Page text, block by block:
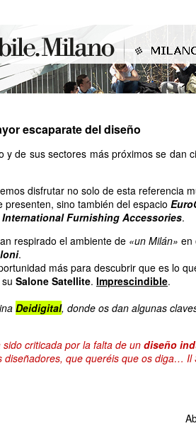
escaparate del diseño
y de sus sectores más próximos se dan
disfrutar no solo de esta referencia
sino también del espacio
International Furnishing Accessories.
respirado el ambiente de «un Milán» en
.
más para descubrir que es lo
Salone Satellite. Imprescindible.
Deidigital, donde os dan algunas
criticada por la falta de un diseño
que queréis que os diga… Il